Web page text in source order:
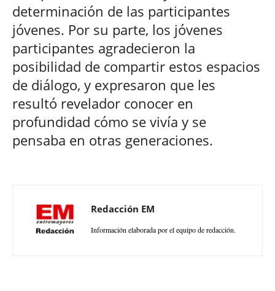
determinación de las participantes
jóvenes. Por su parte, los jóvenes
participantes agradecieron la
posibilidad de compartir estos espacios
de diálogo, y expresaron que les
resultó revelador conocer en
profundidad cómo se vivía y se
pensaba en otras generaciones.
Redacción EM
Información elaborada por el equipo de redacción.